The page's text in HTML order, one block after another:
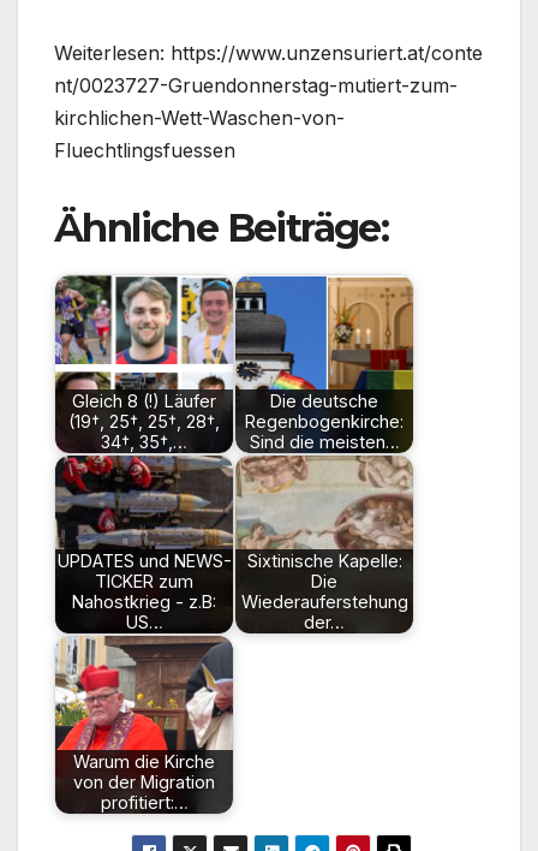
Weiterlesen: https://www.unzensuriert.at/conte
nt/0023727-Gruendonnerstag-mutiert-zum-
kirchlichen-Wett-Waschen-von-
Fluechtlingsfuessen
Ähnliche Beiträge:
Gleich 8 (!) Läufer
(19†, 25†, 25†, 28†,
34†, 35†,…
Die deutsche
Regenbogenkirche:
Sind die meisten…
UPDATES und NEWS-
TICKER zum
Nahostkrieg - z.B:
US…
Sixtinische Kapelle:
Die
Wiederauferstehung
der…
Warum die Kirche
von der Migration
profitiert:…